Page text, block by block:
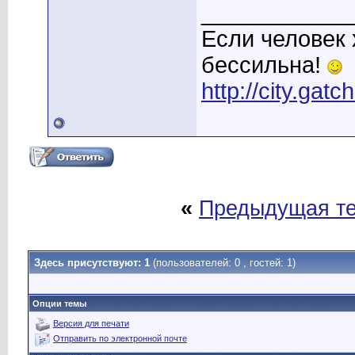
Если человек
бессильна!
http://
« Предыдущая
Здесь присутствуют: 1 (пользователей: 0 , гостей: 1)
Опции темы
Версия для печати
Отправить по электронной почте